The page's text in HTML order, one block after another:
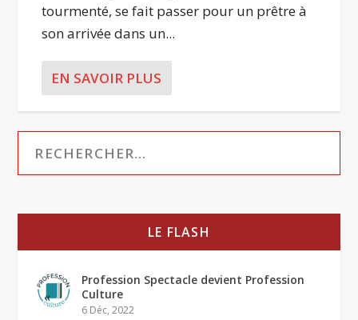
tourmenté, se fait passer pour un prêtre à
son arrivée dans un...
EN SAVOIR PLUS
LE FLASH
Profession Spectacle devient Profession
Culture
6 Déc, 2022